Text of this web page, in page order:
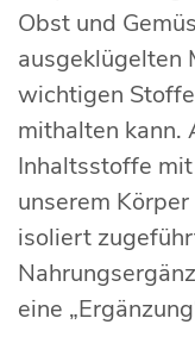
Obst und
ausgeklügelten
wichtigen
mithalten kann.
Inhaltsstoffe
unserem
isoliert
eine